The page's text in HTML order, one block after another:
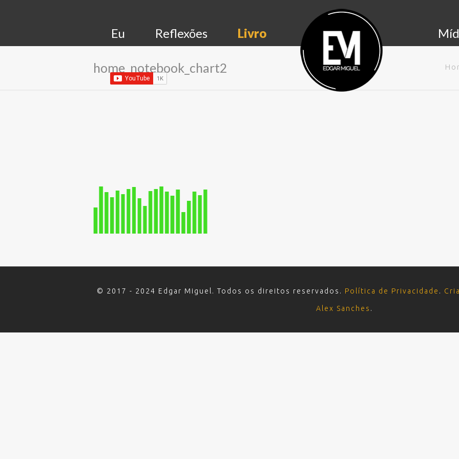
Eu Reflexões Livro
home_notebook_chart2
© 2017 - 2024 Edgar Miguel. Todos os direitos reservados. Política de Privacidade .
Alex Sanches .